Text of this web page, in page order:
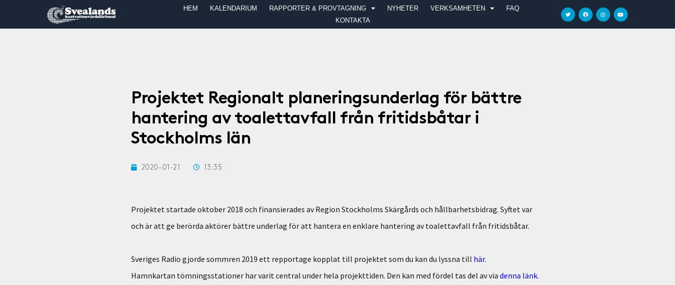
HEM KALENDARIUM RAPPORTER & PROVTAGNING NYHETER VERKSAMHETEN
FAQ
KONTAKTA
Projektet Regionalt planeringsunderlag för bättre
hantering av toalettavfall från fritidsbåtar i
Stockholms län
2020-01-21 13:35
Projektet startade oktober 2018 och finansierades av Region Stockholms Skärgårds och hållbarhetsbidrag. Syftet var
och är att ge berörda aktörer bättre underlag för att hantera en enklare hantering av toalettavfall från fritidsbåtar.
Sveriges Radio gjorde sommren 2019 ett repportage kopplat till projektet som du kan du lyssna till här.
Hamnkartan tömningsstationer har varit central under hela projekttiden. Den kan med fördel tas del av via denna länk.